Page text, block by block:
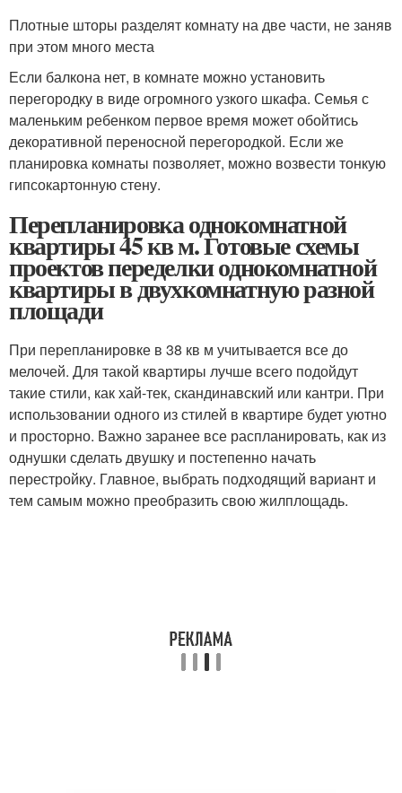
Плотные шторы разделят комнату на две части, не заняв
при этом много места
Если балкона нет, в комнате можно установить
перегородку в виде огромного узкого шкафа. Семья с
маленьким ребенком первое время может обойтись
декоративной переносной перегородкой. Если же
планировка комнаты позволяет, можно возвести тонкую
гипсокартонную стену.
Перепланировка однокомнатной
квартиры 45 кв м. Готовые схемы
проектов переделки однокомнатной
квартиры в двухкомнатную разной
площади
При перепланировке в 38 кв м учитывается все до
мелочей. Для такой квартиры лучше всего подойдут
такие стили, как хай-тек, скандинавский или кантри. При
использовании одного из стилей в квартире будет уютно
и просторно. Важно заранее все распланировать, как из
однушки сделать двушку и постепенно начать
перестройку. Главное, выбрать подходящий вариант и
тем самым можно преобразить свою жилплощадь.